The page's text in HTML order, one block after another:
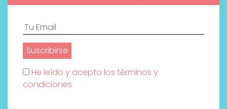
He leído y acepto los términos y
condiciones